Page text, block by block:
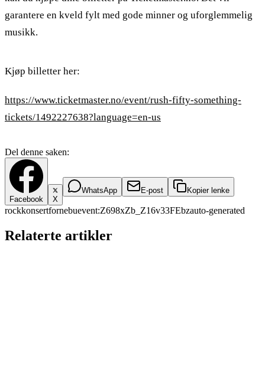
garantere en kveld fylt med gode minner og uforglemmelig
musikk.
Kjøp billetter her:
https://www.ticketmaster.no/event/rush-fifty-something-
tickets/1492227638?language=en-us
Del denne saken:
Facebook X
WhatsApp E-post Kopier lenke
rockkonsertfornebuevent:Z698xZb_Z16v33FEbzauto-generated
Relaterte artikler